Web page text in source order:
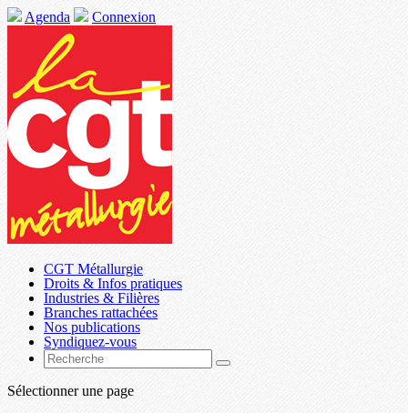
Agenda Connexion
CGT Métallurgie
Droits & Infos pratiques
Industries & Filières
Branches rattachées
Nos publications
Syndiquez-vous
Sélectionner une page